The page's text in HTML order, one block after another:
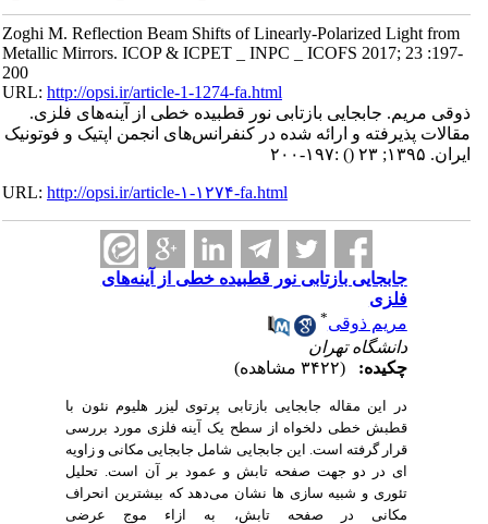
Zoghi M. Reflection Beam Shifts of Linearly-Polarized Light from
Metallic Mirrors. ICOP & ICPET _ INPC _ ICOFS 2017; 23 :197-
200
URL:http://opsi.ir/article-1-1274-fa.html
ذوقی مریم. جابجایی بازتابی نور قطبیده خطی از آینه‌های فلزی.
مقالات پذیرفته و ارائه شده در کنفرانس‌های انجمن اپتیک و فوتونیک
ایران. ۱۳۹۵; ۲۳
() :۱۹۷-۲۰۰
URL:http://opsi.ir/article-۱-۱۲۷۴-fa.html
جابجایی بازتابی نور قطبیده خطی از آینه‌های
فلزی
مریم ذوقی
دانشگاه تهران
چکیده:
در این مقاله جابجایی بازتابی پرتوی لیزر هلیوم نئون با
قطبش خطی دلخواه از سطح یک آینه فلزی مورد بررسی
قرار گرفته است. این جابجایی شامل جابجایی مکانی و زاویه
ای در دو جهت صفحه تابش و عمود بر آن است. تحلیل
تئوری و شبیه سازی ها نشان می‌دهد که بیشترین انحراف
مکانی در صفحه تابش، به ازاء موج عرضی